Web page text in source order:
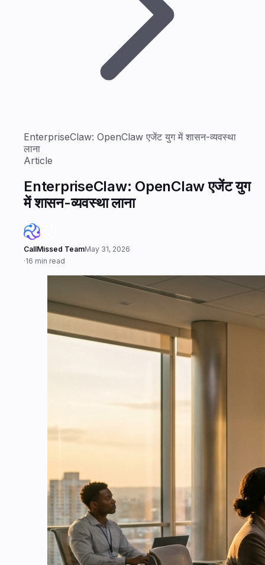
EnterpriseClaw: OpenClaw एजेंट युग में शासन-व्यवस्था
लाना
Article
EnterpriseClaw: OpenClaw एजेंट युग
में शासन-व्यवस्था लाना
CallMissed TeamMay 31, 2026
·16 min read